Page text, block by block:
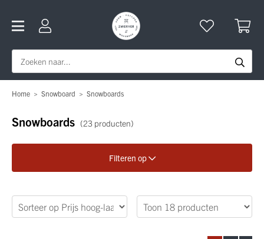
Home > Snowboard > Snowboards
Snowboards (23 producten)
Filteren op
Verfijn je zoekopdracht